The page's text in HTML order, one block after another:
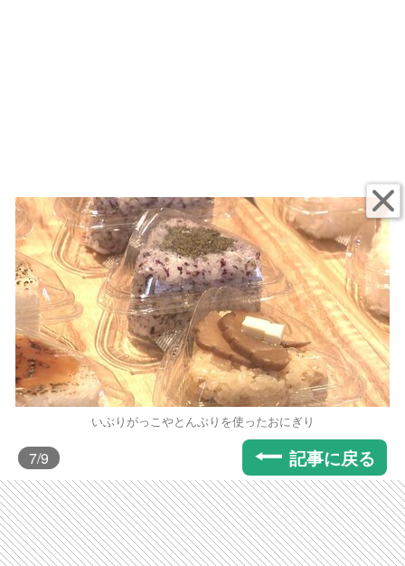
いぶりがっこやとんぶりを使ったおにぎり
7/9 記事に戻る